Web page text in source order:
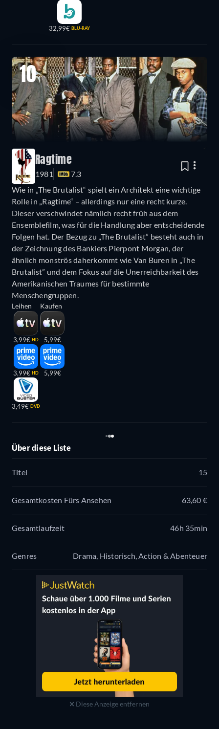
32,99€ BLU-RAY
10
Ragtime
1981
7.3
Wie in „The Brutalist“ spielt ein Architekt eine wichtige
Rolle in „Ragtime“ – allerdings nur eine recht kurze.
Dieser verschwindet nämlich recht früh aus dem
Ensemblefilm, was für die Handlung aber entscheidende
Folgen hat. Der Bezug zu „The Brutalist” besteht auch in
der Zeichnung des Bankiers Pierpont Morgan, der
ähnlich monströs daherkommt wie Van Buren in „The
Brutalist” und dem Fokus auf die Unerreichbarkeit des
Amerikanischen Traumes für bestimmte
Menschengruppen.
Leihen
3,99€ HD
3,99€ HD
3,49€ DVD
Kaufen
5,99€
5,99€
Über diese Liste
Titel 15
Gesamtkosten Fürs Ansehen 63,60 €
Gesamtlaufzeit 46h 35min
Genres Drama, Historisch, Action & Abenteuer
Diese Anzeige entfernen